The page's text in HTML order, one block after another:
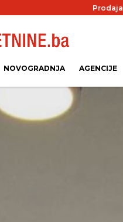
Prodaja
NOVOGRADNJA AGENCIJE